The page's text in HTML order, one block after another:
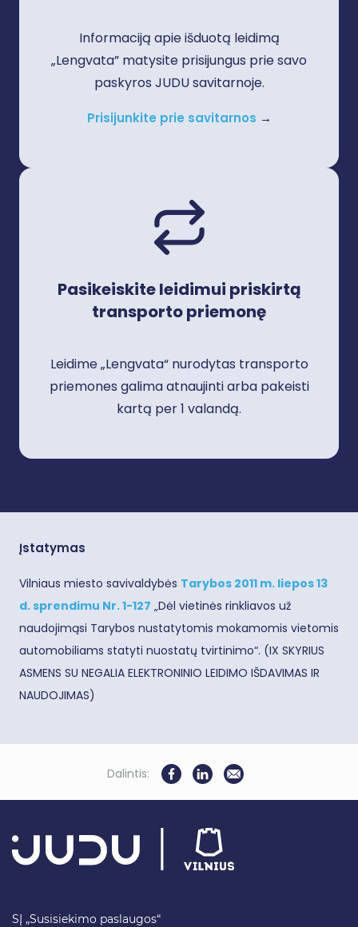
Informaciją apie išduotą leidimą
„Lengvata” matysite prisijungus prie savo
paskyros JUDU savitarnoje.
Prisijunkite prie savitarnos →
Pasikeiskite leidimui priskirtą
transporto priemonę
Leidime „Lengvata“ nurodytas transporto
priemones galima atnaujinti arba pakeisti
kartą per 1 valandą.
Įstatymas
Vilniaus miesto savivaldybės Tarybos 2011 m. liepos 13
d. sprendimu Nr. 1-127 „Dėl vietinės rinkliavos už
naudojimąsi Tarybos nustatytomis mokamomis vietomis
automobiliams statyti nuostatų tvirtinimo“. (IX SKYRIUS
ASMENS SU NEGALIA ELEKTRONINIO LEIDIMO IŠDAVIMAS IR
NAUDOJIMAS)
Dalintis:
SĮ „Susisiekimo paslaugos“